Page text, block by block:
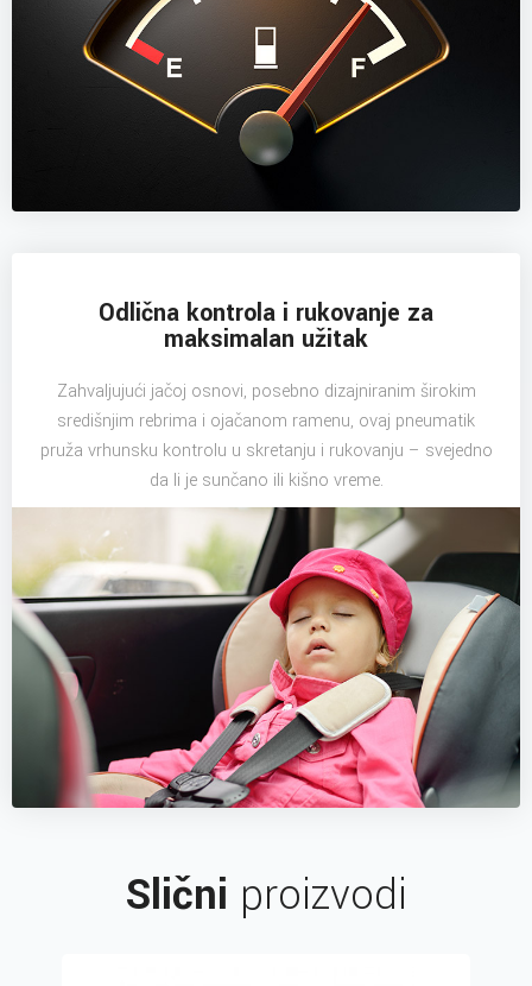
Odlična kontrola i rukovanje za
maksimalan užitak
Zahvaljujući jačoj osnovi, posebno dizajniranim širokim
središnjim rebrima i ojačanom ramenu, ovaj pneumatik
pruža vrhunsku kontrolu u skretanju i rukovanju – svejedno
da li je sunčano ili kišno vreme.
Slični proizvodi